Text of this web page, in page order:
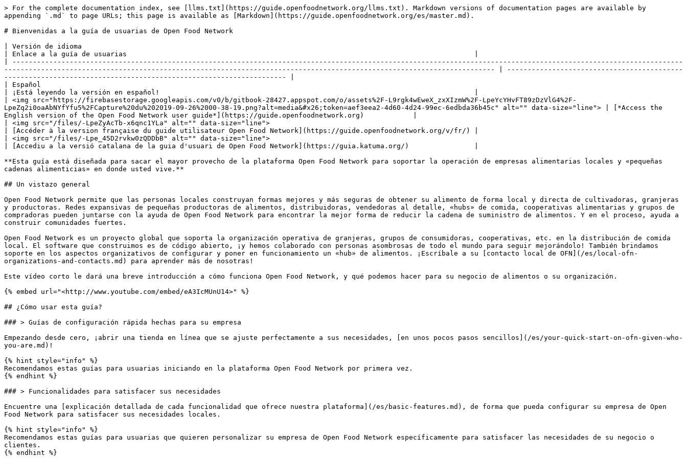
> For the complete documentation index, see [llms.txt](https://guide.openfoodnetwork.org/llms.txt). Markdown versions of documentation pages are available by
appending `.md` to page URLs; this page is available as [Markdown](https://guide.openfoodnetwork.org/es/master.md).
# Bienvenidas a la guía de usuarias de Open Food Network
| Versión de idioma
| Enlace a la guía de usuarias                                                                                     |
| --------------------------------------------------------------------------------------------------------------------------------------------------------------------
------------------------------------------------------------------------------------------------------------------------ | -------------------------------------------
--------------------------------------------------------------------- |
| Español
| ¡Está leyendo la versión en español!                                                                             |
| <img src="https://firebasestorage.googleapis.com/v0/b/gitbook-28427.appspot.com/o/assets%2F-L9rgk4wEweX_zxXIzmW%2F-LpeYcYHvFT89zDzVlG4%2F-
LpeZq2i0oaAbNYfYfu5%2FCapture%20du%202019-09-26%2000-38-19.png?alt=media&#x26;token=aef3eea2-4d60-4d24-99ec-6edbda36b45c" alt="" data-size="line"> | [*Access the
English version of the Open Food Network user guide*](https://guide.openfoodnetwork.org)            |
| <img src="/files/-LpeZyAcTb-x6qnc1YLa" alt="" data-size="line">
| [Accéder à la version française du guide utilisateur Open Food Network](https://guide.openfoodnetwork.org/v/fr/) |
| <img src="/files/-Lpe_45D2rvkw0zQDDbB" alt="" data-size="line">
| [Accediu a la versió catalana de la guia d'usuari de Open Food Network](https://guia.katuma.org/)                |
**Esta guía está diseñada para sacar el mayor provecho de la plataforma Open Food Network para soportar la operación de empresas alimentarias locales y «pequeñas
cadenas alimenticias» en donde usted vive.**
## Un vistazo general
Open Food Network permite que las personas locales construyan formas mejores y más seguras de obtener su alimento de forma local y directa de cultivadoras, granjeras
y productoras. Redes expansivas de pequeñas productoras de alimentos, distribuidoras, vendedoras al detalle, «hubs» de comida, cooperativas alimentarias y grupos de
compradoras pueden juntarse con la ayuda de Open Food Network para encontrar la mejor forma de reducir la cadena de suministro de alimentos. Y en el proceso, ayuda a
construir comunidades fuertes.
Open Food Network es un proyecto global que soporta la organización operativa de granjeras, grupos de consumidoras, cooperativas, etc. en la distribución de comida
local. El software que construimos es de código abierto, ¡y hemos colaborado con personas asombrosas de todo el mundo para seguir mejorándolo! También brindamos
soporte en los aspectos organizativos de configurar y poner en funcionamiento un «hub» de alimentos. ¡Escríbale a su [contacto local de OFN](/es/local-ofn-
organizations-and-contacts.md) para aprender más de nosotras!
Este vídeo corto le dará una breve introducción a cómo funciona Open Food Network, y qué podemos hacer para su negocio de alimentos o su organización.
{% embed url="<http://www.youtube.com/embed/eA3IcMUnU14>" %}
## ¿Cómo usar esta guía?
### > Guías de configuración rápida hechas para su empresa
Empezando desde cero, ¡abrir una tienda en línea que se ajuste perfectamente a sus necesidades, [en unos pocos pasos sencillos](/es/your-quick-start-on-ofn-given-who-
you-are.md)!
{% hint style="info" %}
Recomendamos estas guías para usuarias iniciando en la plataforma Open Food Network por primera vez.
{% endhint %}
### > Funcionalidades para satisfacer sus necesidades
Encuentre una [explicación detallada de cada funcionalidad que ofrece nuestra plataforma](/es/basic-features.md), de forma que pueda configurar su empresa de Open
Food Network para satisfacer sus necesidades locales.
{% hint style="info" %}
Recomendamos estas guías para usuarias que quieren personalizar su empresa de Open Food Network específicamente para satisfacer las necesidades de su negocio o
clientes.
{% endhint %}